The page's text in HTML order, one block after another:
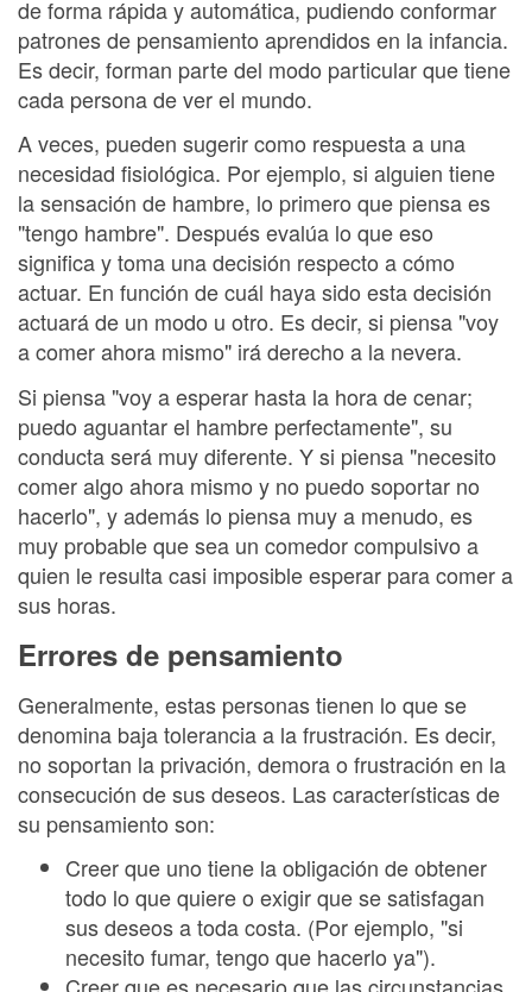
de forma rápida y automática, pudiendo conformar
patrones de pensamiento aprendidos en la infancia.
Es decir, forman parte del modo particular que tiene
cada persona de ver el mundo.
A veces, pueden sugerir como respuesta a una
necesidad fisiológica. Por ejemplo, si alguien tiene
la sensación de hambre, lo primero que piensa es
"tengo hambre". Después evalúa lo que eso
significa y toma una decisión respecto a cómo
actuar. En función de cuál haya sido esta decisión
actuará de un modo u otro. Es decir, si piensa "voy
a comer ahora mismo" irá derecho a la nevera.
Si piensa "voy a esperar hasta la hora de cenar;
puedo aguantar el hambre perfectamente", su
conducta será muy diferente. Y si piensa "necesito
comer algo ahora mismo y no puedo soportar no
hacerlo", y además lo piensa muy a menudo, es
muy probable que sea un comedor compulsivo a
quien le resulta casi imposible esperar para comer a
sus horas.
Errores de pensamiento
Generalmente, estas personas tienen lo que se
denomina baja tolerancia a la frustración. Es decir,
no soportan la privación, demora o frustración en la
consecución de sus deseos. Las características de
su pensamiento son:
Creer que uno tiene la obligación de obtener
todo lo que quiere o exigir que se satisfagan
sus deseos a toda costa. (Por ejemplo, "si
necesito fumar, tengo que hacerlo ya").